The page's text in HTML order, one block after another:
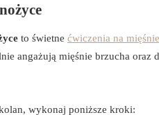
to świetne ćwiczenia na
angażują mięśnie brzucha
wykonaj poniższe kroki: